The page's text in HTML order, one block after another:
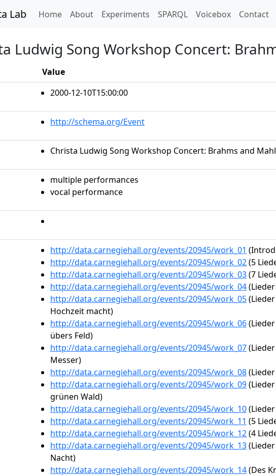
Lab Home(current)
About Experiments SPARQL Voicebox Contact
Ludwig Song Workshop Concert:
Value
2000-12-10T15:00:00
http://schema.org/Event
Christa Ludwig Song Workshop Concert: Brahms and
multiple performances
vocal performance
http://data.carnegiehall.org/events/20945/work_01
http://data.carnegiehall.org/events/20945/work_02(5
http://data.carnegiehall.org/events/20945/work_03(7
http://data.carnegiehall.org/events/20945/work_04
http://data.carnegiehall.org/events/20945/work_05
Hochzeit macht)
http://data.carnegiehall.org/events/20945/work_06
übers Feld)
http://data.carnegiehall.org/events/20945/work_07
Messer)
http://data.carnegiehall.org/events/20945/work_08
http://data.carnegiehall.org/events/20945/work_09
grünen Wald)
http://data.carnegiehall.org/events/20945/work_10
http://data.carnegiehall.org/events/20945/work_11 (5
http://data.carnegiehall.org/events/20945/work_12(4
http://data.carnegiehall.org/events/20945/work_13
Nacht)
http://data.carnegiehall.org/events/20945/work_14(Des